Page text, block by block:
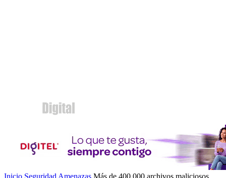
Inicio Seguridad Amenazas Más de 400.000 archivos maliciosos